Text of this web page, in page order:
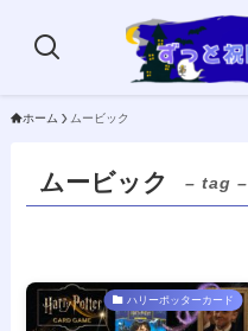
ホーム ムービック
ムービック – tag –
ハリーポッターカード